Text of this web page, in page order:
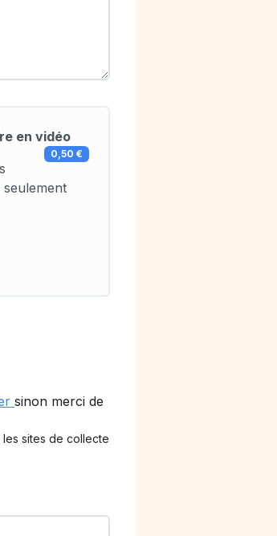
en vidéo
0,50 €
sinon merci de
sites de collecte